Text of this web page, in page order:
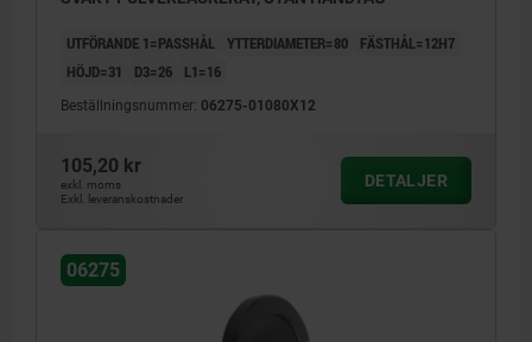
UTFÖRANDE 1=PASSHÅL YTTERDIAMETER=80
FÄSTHÅL=12H7
HÖJD=31
D3=26 L1=16
Beställningsnummer: 06275-01080X12
105,20 kr
exkl. moms
Exkl. leveranskostnader
DETALJER
06275